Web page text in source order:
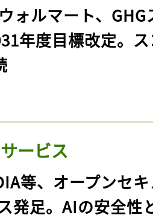
ォルマート、GHG
年度目標改定。
ービス
等、オープンセ
発足。AIの安全性